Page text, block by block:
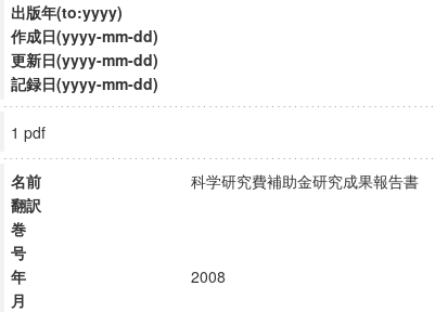
出版年(to:yyyy)
作成日(yyyy-mm-dd)
更新日(yyyy-mm-dd)
記録日(yyyy-mm-dd)
1 pdf
名前
科学研究費補助金研究成果報告
翻訳
巻
号
年
2008
月